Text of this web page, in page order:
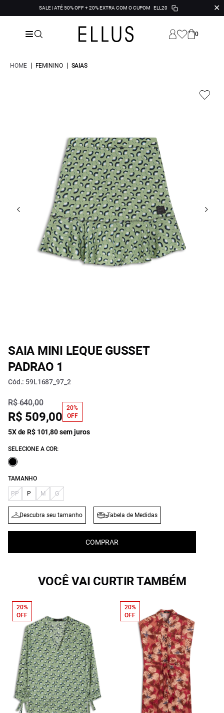
SALE | ATÉ 50% OFF + 20% EXTRA COM O CUPOM ELL20 ✕
0
HOME | FEMININO | SAIAS
SAIA MINI LEQUE GUSSET
PADRAO 1
Cód.: 59L1687_97_2
R$ 640,00
R$ 509,00
20%
OFF
5X de R$ 101,80 sem juros
SELECIONE A COR:
TAMANHO
PP P M G
Descubra seu tamanho Tabela de Medidas
COMPRAR
VOCÊ VAI CURTIR TAMBÉM
20%
OFF
20%
OFF